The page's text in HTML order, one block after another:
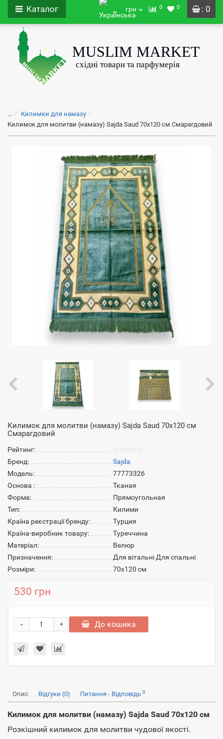
: 0
Каталог грн 0 0
...
Килимки для намазу
Килимок для молитви (намазу) Sajda Saud 70х120 см Смарагдовий
Килимок для молитви (намазу) Sajda Saud 70х120 см
Смарагдовий
Рейтинг:
Бренд:
Sajda
Модель:
77773326
Основа :
Тканая
Форма:
Прямоугольная
Тип:
Килими
Країна реєстрації бренду:
Турция
Країна-виробник товару:
Туреччина
Матеріал:
Велюр
Призначення:
Для вітальні Для спальні
Розміри:
70х120 см
530 грн
+
- До кошика
Опис Відгуки (0) Питання - Відповідь 0
Килимок для молитви (намазу) Sajda Saud 70х120 см
Розкішний килимок для молитви чудової якості.